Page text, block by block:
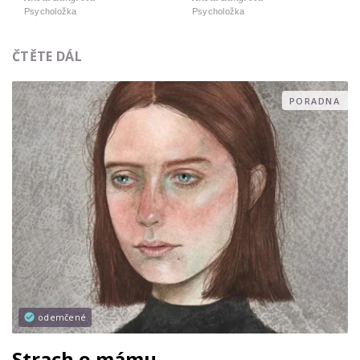
Psycholožka Psycholožka
ČTĚTE DÁL
odemčené
PORADNA